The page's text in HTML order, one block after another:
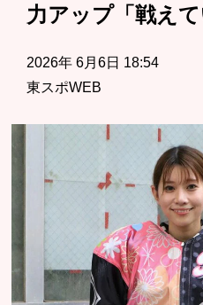
力アップ「戦えて
2026年 6月6日 18:54
東スポWEB